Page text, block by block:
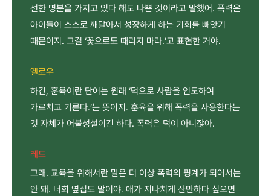
선한 명분을 가지고 있다 해도 나쁜 것이라고 말했어. 폭력은
아이들이 스스로 깨달아서 성장하게 하는 기회를 빼앗기
때문이지. 그걸 ‘꽃으로도 때리지 마라.’고 표현한 거야.
옐로우
하긴, 훈육이란 단어는 원래 ‘덕으로 사람을 인도하여
가르치고 기른다.’는 뜻이지. 훈육을 위해 폭력을 사용한다는
것 자체가 어불성설이긴 하다. 폭력은 덕이 아니잖아.
레드
그래. 교육을 위해서란 말은 더 이상 폭력의 핑계가 되어서는
안 돼. 너희 옆집도 말이야. 애가 지나치게 산만하다 싶으면